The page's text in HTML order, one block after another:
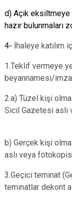
d) Açık eksiltmeye
hazır bulunmaları
4- İhaleye katılım
1.Teklif vermeye
beyannamesi/imza
2.a) Tüzel kişi
Sicil
b) Gerçek kişi
aslı veya
3.Geçici teminat
teminatlar dekont